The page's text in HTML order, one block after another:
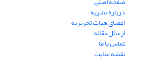
درباره نشریه
اعضای هیات تحریریه
ارسال مقاله
تماس با ما
نقشه سایت